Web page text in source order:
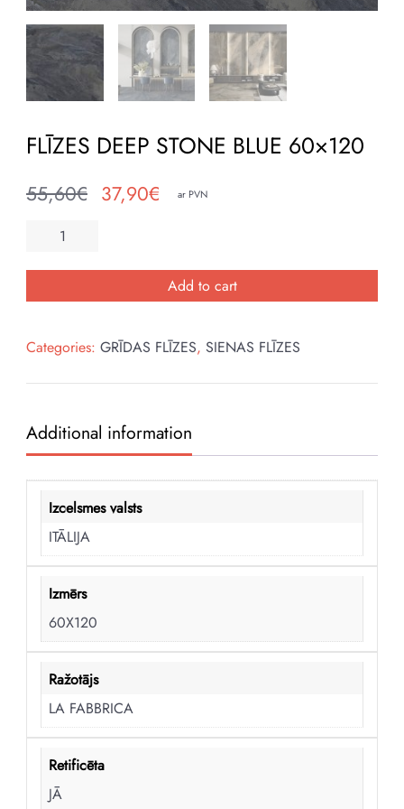
FLĪZES DEEP STONE BLUE 60×120
55,60€
Original
37,90€
Current
ar PVN
FLĪZES
BLUE
quantity
Add to cart
Categories: GRĪDAS FLĪZES, SIENAS FLĪZES
Additional information
Izcelsmes valsts
ITĀLIJA
Izmērs
60X120
Ražotājs
LA FABBRICA
Retificēta
JĀ